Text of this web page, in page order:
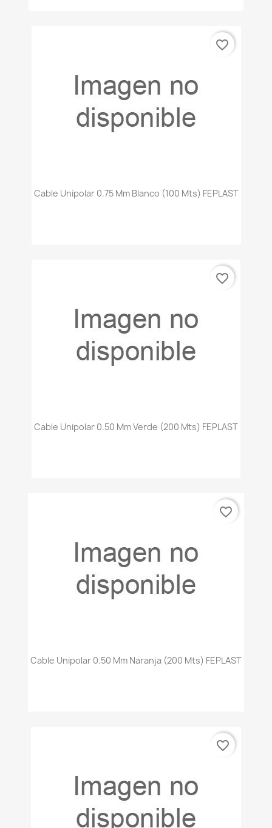
Cable Unipolar 0.75 Mm Blanco (100 Mts) FEPLAST
favorite_border
Cable Unipolar 0.50 Mm Verde (200 Mts) FEPLAST
favorite_border
Cable Unipolar 0.50 Mm Naranja (200 Mts) FEPLAST
favorite_border
favorite_border